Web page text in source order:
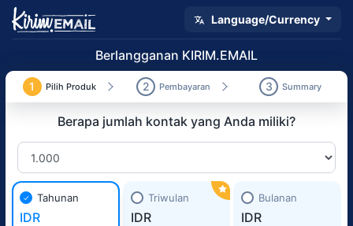
Language/Currency
Berlangganan KIRIM.EMAIL
1 Pilih Produk 2 Pembayaran 3 Summary
Berapa jumlah kontak yang Anda miliki?
Tahunan
IDR
Triwulan
IDR
Bulanan
IDR